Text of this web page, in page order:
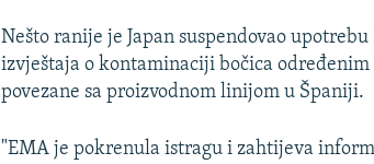
Nešto ranije je Japan suspendovao
izvještaja o kontaminaciji bočica određenim
povezane sa proizvodnom linijom u Španiji.
"EMA je pokrenula istragu i zahtijeva